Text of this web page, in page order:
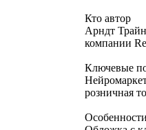
Кто автор
Арндт
компании
Ключевые
розничная